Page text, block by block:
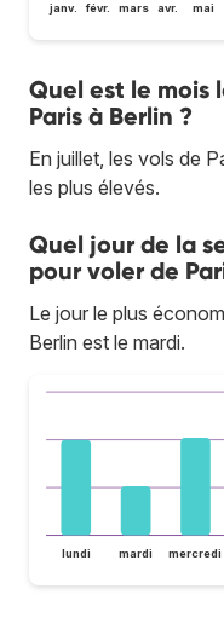
janv. févr. mars avr. mai
Quel est le mois
Paris à Berlin ?
En juillet, les vols de
les plus élevés.
Quel jour de la
pour voler de
Le jour le plus
Berlin est le mardi.
lundi mardi mercredi